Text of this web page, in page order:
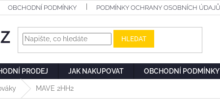
OBCHODNÍ PODMÍNKY PODMÍNKY OCHRANY OSOBNÍCH
HLEDAT
PRODEJ JAK NAKUPOVAT OBCHODNÍ PODMÍNKY
MAVE 2HH2